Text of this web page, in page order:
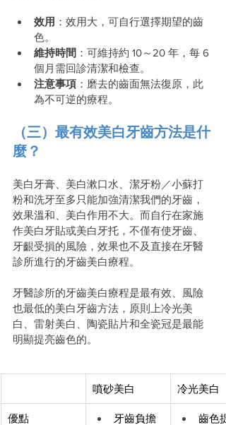
效用 ：效用大，可自行選擇期望的齒
色。
維持時間 ：可維持約 10～20 年，每 6
個月需回診清潔和檢查。
注意事項 ：磨去的齒面無法復原，此
為不可逆的療程。
（三）最有效美白牙齒方法是什
麼？
美白牙膏、美白漱口水、潔牙粉／小蘇打
粉和洗牙至多只能加強清潔我們的牙齒，
效果溫和、美白作用不大。而自行在家施
作美白牙貼或美白牙托，不僅有使牙齒、
牙齦受損的風險，效果也不及直接在牙醫
診所進行的牙齒美白療程。
牙醫診所的牙齒美白療程是最有效、風險
也最低的美白牙齒方法，原則上冷光美
白、雷射美白、陶瓷貼片和全瓷冠是最能
明顯提亮齒色的。
噴砂美白 冷光美白
優點
牙齒負擔
齒色